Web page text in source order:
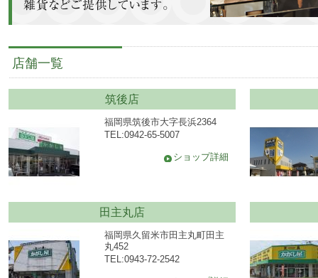
店舗一覧
筑後店
福岡県筑後市大字長浜2364
TEL:0942-65-5007
ショップ詳細
田主丸店
福岡県久留米市田主丸町田主
丸452
TEL:0943-72-2542